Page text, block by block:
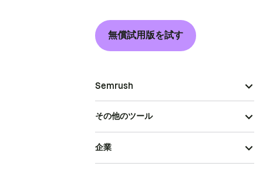
無償試用版を試す
Semrush
その他のツール
企業